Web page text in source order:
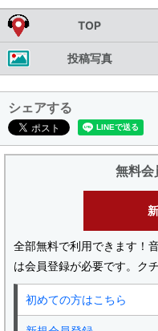
TOP
投稿写真
シェアする
無料会
全部無料で利用できます！
は会員登録が必要です。ク
初めての方はこちら